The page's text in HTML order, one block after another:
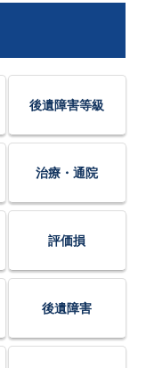
後遺障害等級
治療・通院
評価損
後遺障害